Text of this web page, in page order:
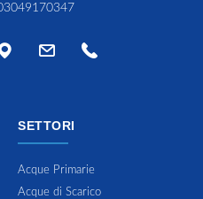
SETTORI
Acque Primarie
Acque di Scarico